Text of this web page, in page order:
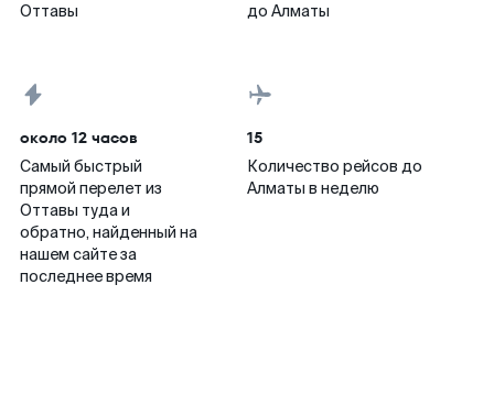
Оттавы
до Алматы
около 12 часов
Самый быстрый
прямой перелет из
Оттавы туда и
обратно, найденный на
нашем сайте за
последнее время
15
Количество рейсов до
Алматы в неделю